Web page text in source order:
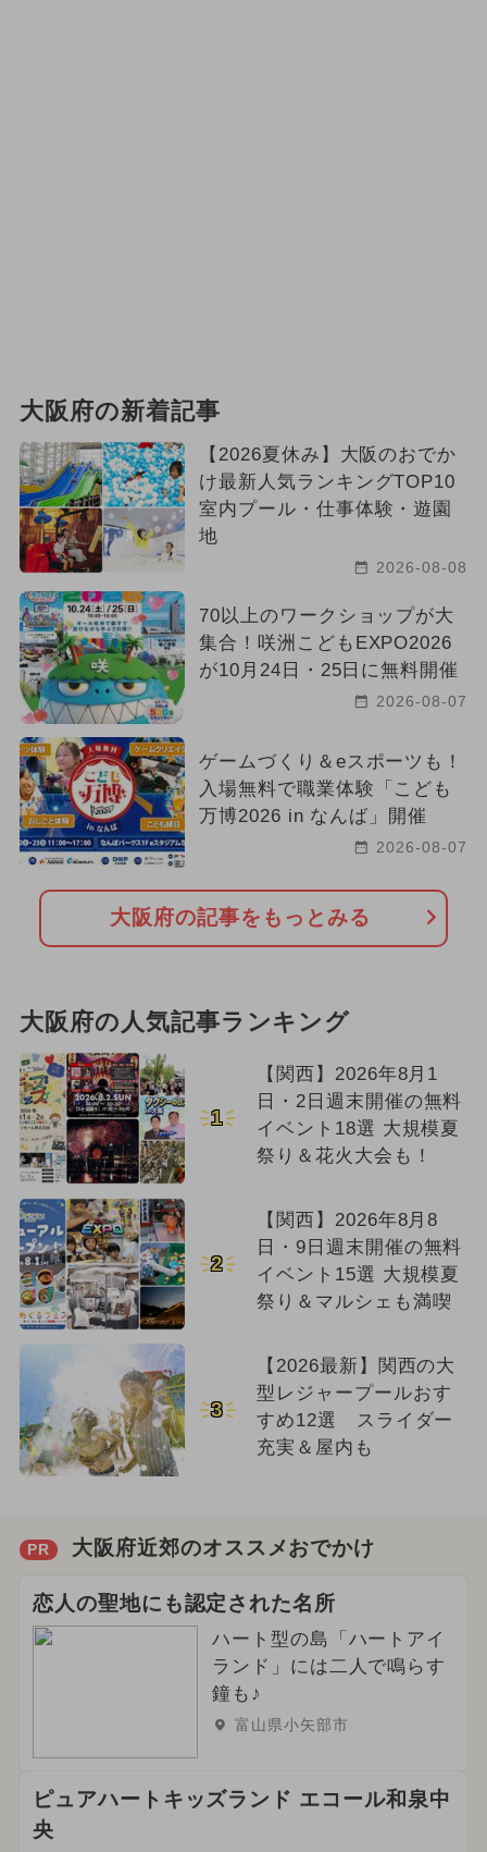
大阪府の新着記事
【2026夏休み】大阪のおでか
け最新人気ランキングTOP10
室内プール・仕事体験・遊園
地
2026-08-08
70以上のワークショップが大
集合！咲洲こどもEXPO2026
が10月24日・25日に無料開催
2026-08-07
ゲームづくり＆eスポーツも！
入場無料で職業体験「こども
万博2026 in なんば」開催
2026-08-07
大阪府の記事をもっとみる
大阪府の人気記事ランキング
1
【関西】2026年8月1
日・2日週末開催の無料
イベント18選 大規模夏
祭り＆花火大会も！
2
【関西】2026年8月8
日・9日週末開催の無料
イベント15選 大規模夏
祭り＆マルシェも満喫
3
【2026最新】関西の大
型レジャープールおす
すめ12選 スライダー
充実＆屋内も
PR 大阪府近郊のオススメおでかけ
恋人の聖地にも認定された名所
ハート型の島「ハートアイ
ランド」には二人で鳴らす
鐘も♪
富山県小矢部市
ピュアハートキッズランド エコール和泉中
央